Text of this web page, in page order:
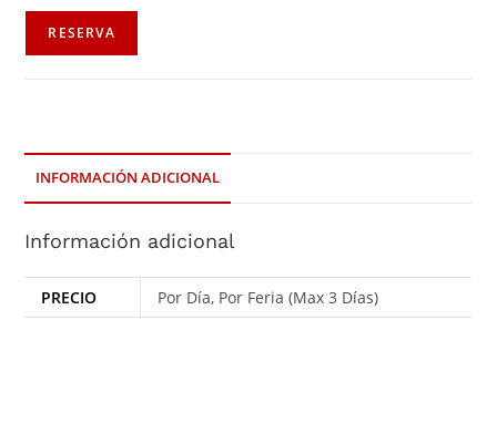
RESERVA
INFORMACIÓN ADICIONAL
Información adicional
PRECIO Por Día, Por Feria (Max 3 Días)